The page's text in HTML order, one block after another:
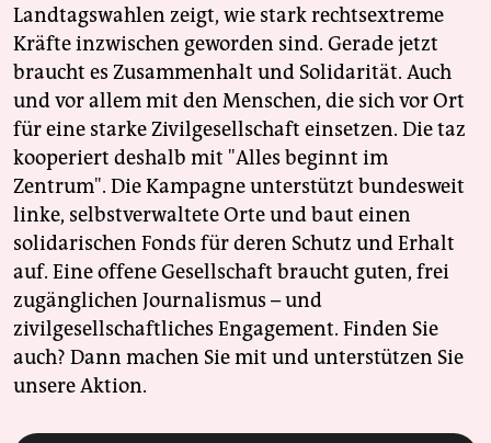
Landtagswahlen zeigt, wie stark rechtsextreme
Kräfte inzwischen geworden sind. Gerade jetzt
braucht es Zusammenhalt und Solidarität. Auch
und vor allem mit den Menschen, die sich vor Ort
für eine starke Zivilgesellschaft einsetzen. Die taz
kooperiert deshalb mit "Alles beginnt im
Zentrum". Die Kampagne unterstützt bundesweit
linke, selbstverwaltete Orte und baut einen
solidarischen Fonds für deren Schutz und Erhalt
auf. Eine offene Gesellschaft braucht guten, frei
zugänglichen Journalismus – und
zivilgesellschaftliches Engagement. Finden Sie
auch? Dann machen Sie mit und unterstützen Sie
unsere Aktion.